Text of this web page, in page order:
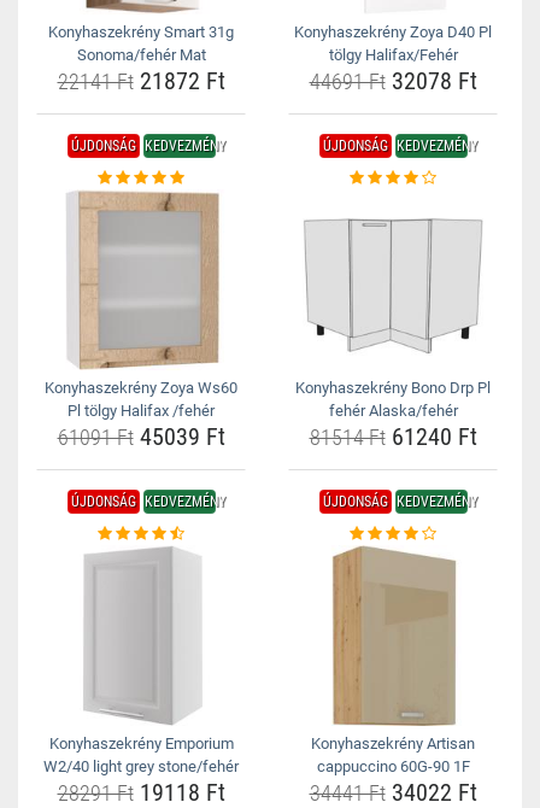
Konyhaszekrény Smart 31g
Sonoma/fehér Mat
22141 Ft21872 Ft
Konyhaszekrény Zoya D40 Pl
tölgy Halifax/Fehér
44691 Ft32078 Ft
ÚJDONSÁG KEDVEZMÉNY
Konyhaszekrény Zoya Ws60
Pl tölgy Halifax /fehér
61091 Ft45039 Ft
ÚJDONSÁG KEDVEZMÉNY
Konyhaszekrény Bono Drp Pl
fehér Alaska/fehér
81514 Ft61240 Ft
ÚJDONSÁG KEDVEZMÉNY
Konyhaszekrény Emporium
W2/40 light grey stone/fehér
28291 Ft19118 Ft
ÚJDONSÁG KEDVEZMÉNY
Konyhaszekrény Artisan
cappuccino 60G-90 1F
34441 Ft34022 Ft